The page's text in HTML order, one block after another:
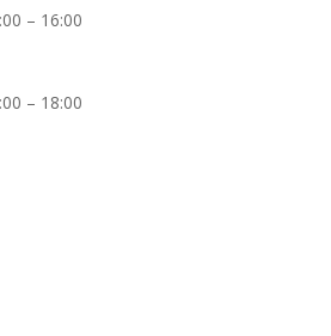
– 16:00
– 18:00